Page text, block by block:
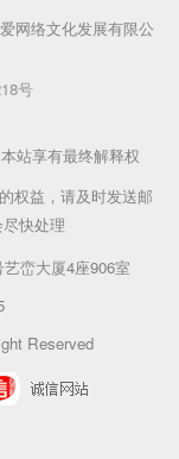
网络文化发展有限公
号
站享有最终解释权
权益，请及时发送邮
快处理
峦大厦4座906室
Reserved